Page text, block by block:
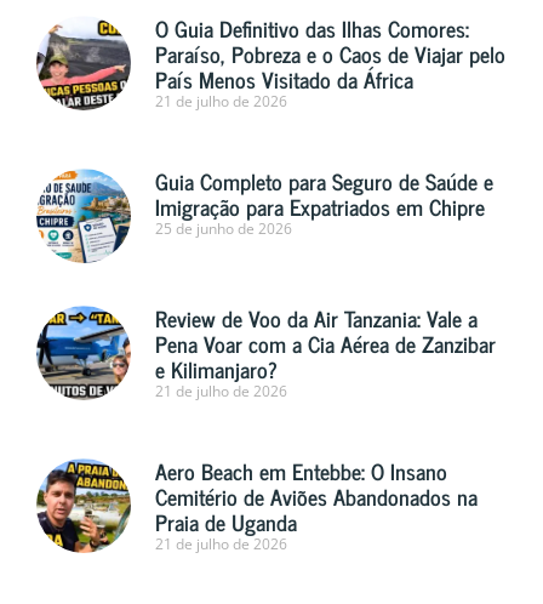
O Guia Definitivo das Ilhas Comores:
Paraíso, Pobreza e o Caos de Viajar pelo
País Menos Visitado da África
21 de julho de 2026
Guia Completo para Seguro de Saúde e
Imigração para Expatriados em Chipre
25 de junho de 2026
Review de Voo da Air Tanzania: Vale a
Pena Voar com a Cia Aérea de Zanzibar
e Kilimanjaro?
21 de julho de 2026
Aero Beach em Entebbe: O Insano
Cemitério de Aviões Abandonados na
Praia de Uganda
21 de julho de 2026